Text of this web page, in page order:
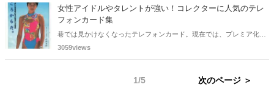
はナイスバディな細川ふみえさんをまとめていきたいと思います。
女性アイドルやタレントが強い！コレクターに人気のテレ
フォンカード集
巷では見かけなくなったテレフォンカード。現在では、プレミア化さ
れているテレカもあり高価格で取引されています。中でも、アイドル
今回は昭和の女性アイドルたちや、人気タレントのテレカをまとめま
3059views
1/5 次のページ ＞